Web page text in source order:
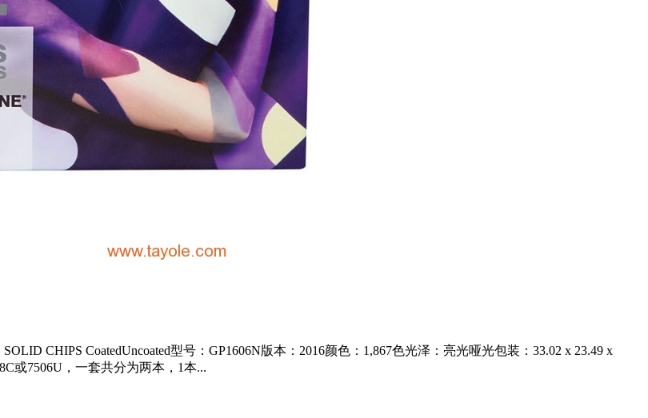
CHIPS CoatedUncoated型号：GP1606N版本：2016颜色：1,867色光泽：亮光哑光包装：33.02 x 23.49 x
或7506U，一套共分为两本，1本...